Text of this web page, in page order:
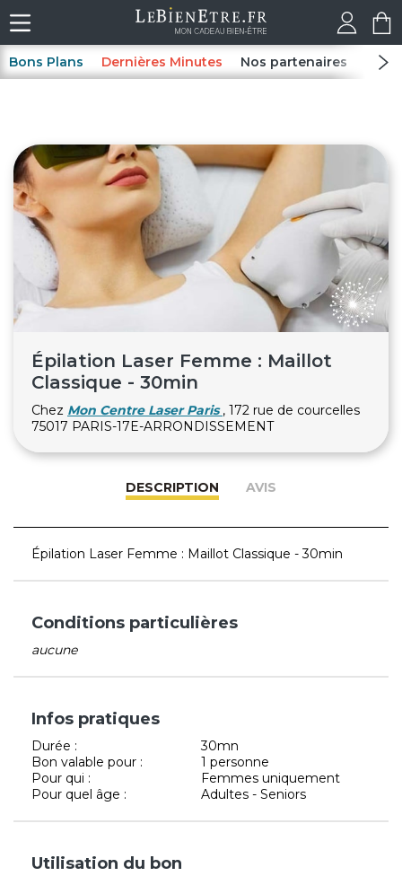
Bons Plans Dernières Minutes Nos partenaires Spas
Épilation Laser Femme : Maillot
Classique - 30min
Chez Mon Centre Laser Paris , 172 rue de courcelles
75017 PARIS-17E-ARRONDISSEMENT
DESCRIPTION AVIS
Épilation Laser Femme : Maillot Classique - 30min
Conditions particulières
aucune
Infos pratiques
Durée :
30mn
Bon valable pour :
1 personne
Pour qui :
Femmes uniquement
Pour quel âge :
Adultes - Seniors
Utilisation du bon